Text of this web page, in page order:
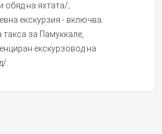
обяд на яхтата/;
екскурзия - включва:
такса за Памуккале,
екскурзовод на
.